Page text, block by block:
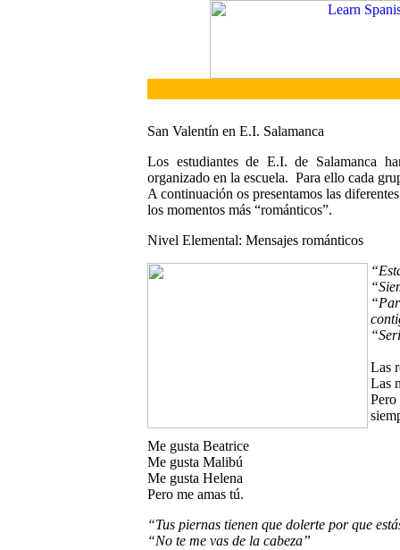
San Valentín en E.I. Salamanca
Los estudiantes de E.I. de Salamanca
organizado en la escuela. Para ello cada
A continuación os presentamos las
los momentos más “románticos”.
Nivel Elemental: Mensajes románticos
Las
Las
Me gusta Beatrice
Me gusta Malibú
Me gusta Helena
Pero me amas tú.
“Tus piernas tienen que dolerte por que
“No te me vas de la cabeza”